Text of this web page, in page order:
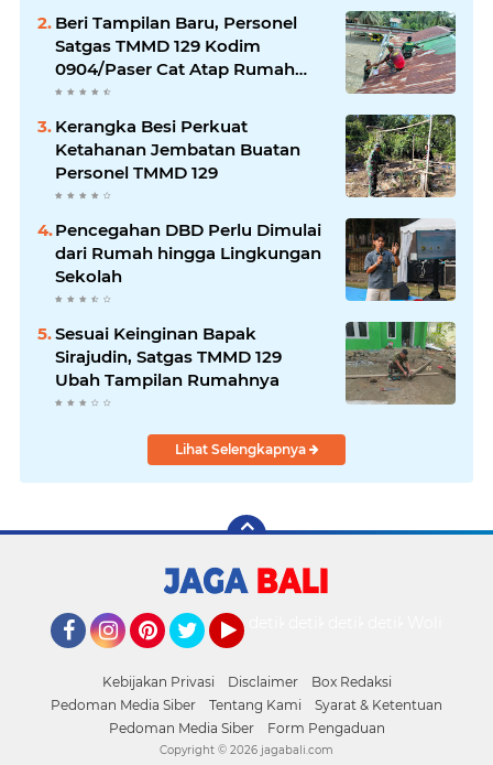
Beri Tampilan Baru, Personel
Satgas TMMD 129 Kodim
0904/Paser Cat Atap Rumah
Marbot
Kerangka Besi Perkuat
Ketahanan Jembatan Buatan
Personel TMMD 129
Pencegahan DBD Perlu Dimulai
dari Rumah hingga Lingkungan
Sekolah
Sesuai Keinginan Bapak
Sirajudin, Satgas TMMD 129
Ubah Tampilan Rumahnya
Lihat Selengkapnya
Kebijakan Privasi Disclaimer
Box Redaksi
Pedoman Media Siber
Tentang Kami
Syarat & Ketentuan
Pedoman Media Siber
Form Pengaduan
Copyright © 2026 jagabali.com